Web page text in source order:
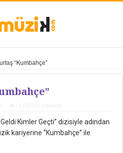
“Kumbahçe”
Kimler Geçti” dizisiyle adından
kariyerine “Kumbahçe” ile